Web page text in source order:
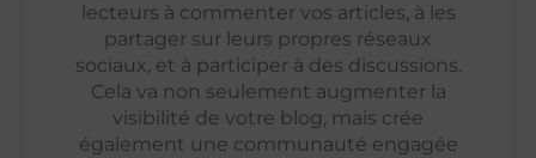
lecteurs à commenter vos articles, à les
partager sur leurs propres réseaux
sociaux, et à participer à des discussions.
Cela va non seulement augmenter la
visibilité de votre blog, mais crée
également une communauté engagée